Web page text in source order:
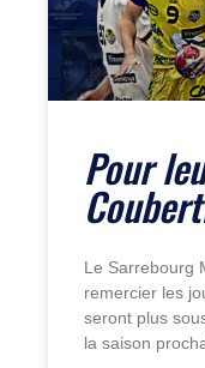
Pour
Le Sarrebourg
remercier les
seront plus
la saison